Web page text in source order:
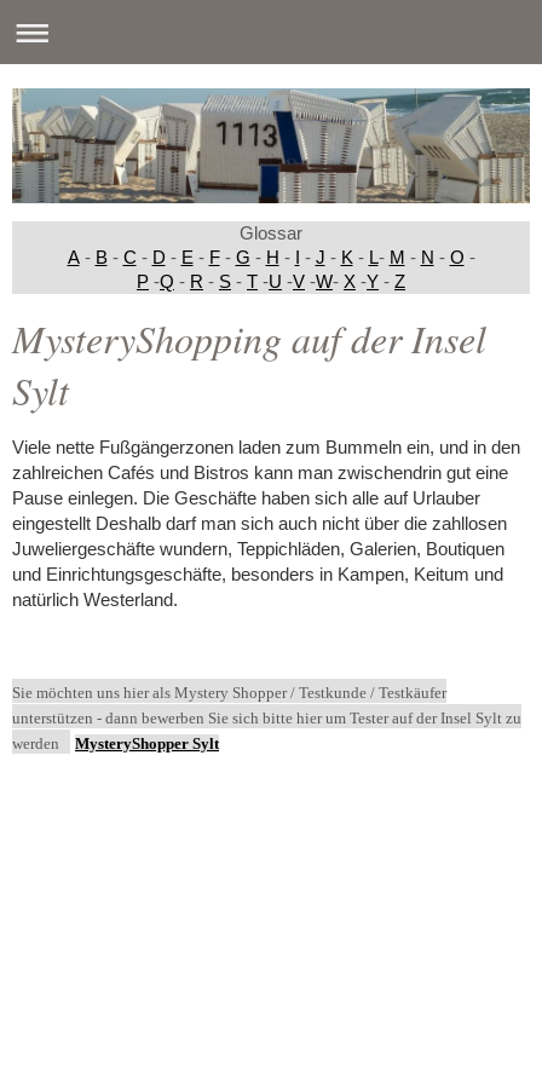
Glossar
A- B- C - D - E - F- G - H - I - J - K - L- M - N - O -
P -Q - R - S - T -U -V -W- X -Y - Z
MysteryShopping auf der Insel
Sylt
Viele nette Fußgängerzonen laden zum Bummeln ein, und in den
zahlreichen Cafés und Bistros kann man zwischendrin gut eine
Pause einlegen. Die Geschäfte haben sich alle auf Urlauber
eingestellt Deshalb darf man sich auch nicht über die zahllosen
Juweliergeschäfte wundern, Teppichläden, Galerien, Boutiquen
und Einrichtungsgeschäfte, besonders in Kampen, Keitum und
natürlich Westerland.
Sie möchten uns hier als Mystery Shopper / Testkunde / Testkäufer
unterstützen - dann bewerben Sie sich bitte hier um Tester auf der Insel Sylt zu
werden
MysteryShopper Sylt